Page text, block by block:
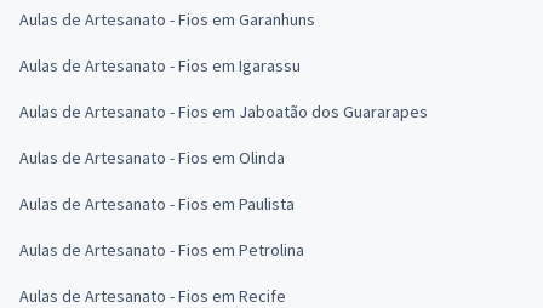
Aulas de Artesanato - Fios em Garanhuns
Aulas de Artesanato - Fios em Igarassu
Aulas de Artesanato - Fios em Jaboatão dos Guararapes
Aulas de Artesanato - Fios em Olinda
Aulas de Artesanato - Fios em Paulista
Aulas de Artesanato - Fios em Petrolina
Aulas de Artesanato - Fios em Recife